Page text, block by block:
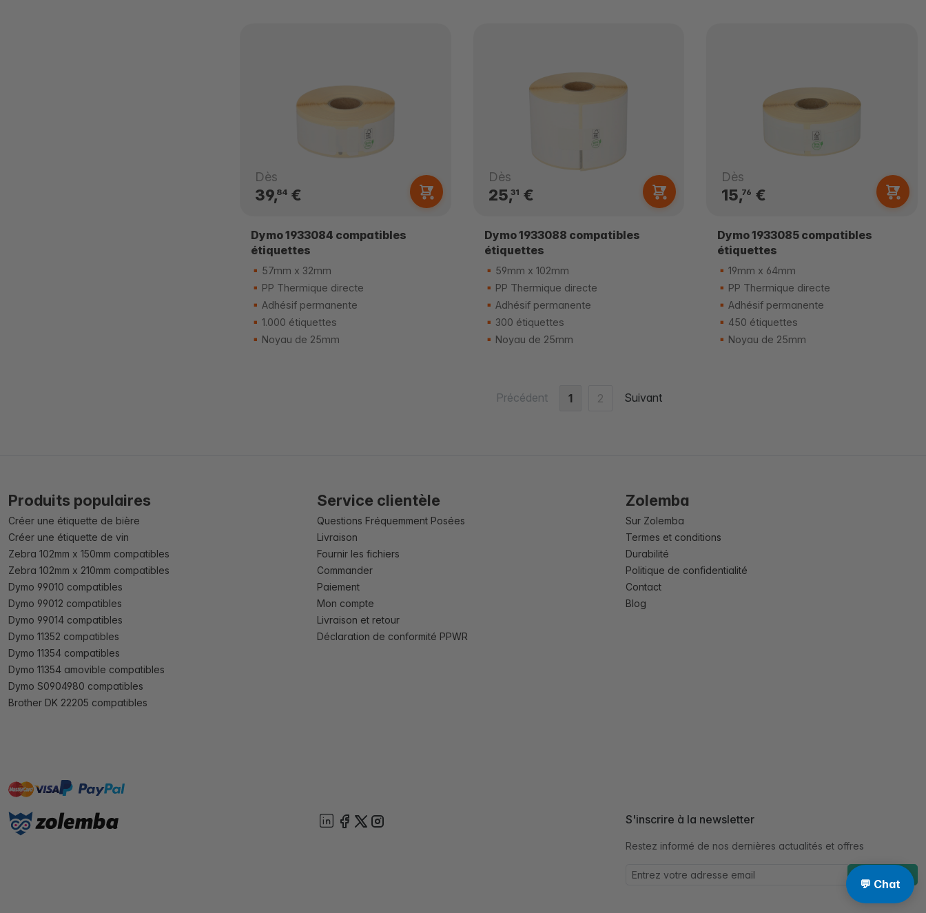
Dès
39,84€
Dymo 1933084 compatibles
étiquettes
57mm x 32mm
PP Thermique directe
Adhésif permanente
1.000 étiquettes
Noyau de 25mm
Dès
25,31 €
Dymo 1933088 compatibles
étiquettes
59mm x 102mm
PP Thermique directe
Adhésif permanente
300 étiquettes
Noyau de 25mm
Dès
15,76 €
Dymo 1933085 compatibles
étiquettes
19mm x 64mm
PP Thermique directe
Adhésif permanente
450 étiquettes
Noyau de 25mm
Précédent 1 2 Suivant
Produits populaires
Créer une étiquette de bière
Créer une étiquette de vin
Zebra 102mm x 150mm compatibles
Zebra 102mm x 210mm compatibles
Dymo 99010 compatibles
Dymo 99012 compatibles
Dymo 99014 compatibles
Dymo 11352 compatibles
Dymo 11354 compatibles
Dymo 11354 amovible compatibles
Dymo S0904980 compatibles
Brother DK 22205 compatibles
Service clientèle
Questions Fréquemment Posées
Livraison
Fournir les fichiers
Commander
Paiement
Mon compte
Livraison et retour
Déclaration de conformité PPWR
Zolemba
Sur Zolemba
Termes et conditions
Durabilité
Politique de confidentialité
Contact
Blog
mastervisa paypal
S'inscrire à la newsletter
Restez informé de nos dernières actualités et offres
S'abonner à
💬 Chat